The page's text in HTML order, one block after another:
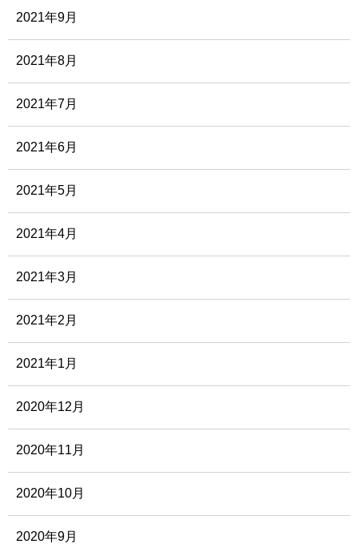
2021年9月
2021年8月
2021年7月
2021年6月
2021年5月
2021年4月
2021年3月
2021年2月
2021年1月
2020年12月
2020年11月
2020年10月
2020年9月